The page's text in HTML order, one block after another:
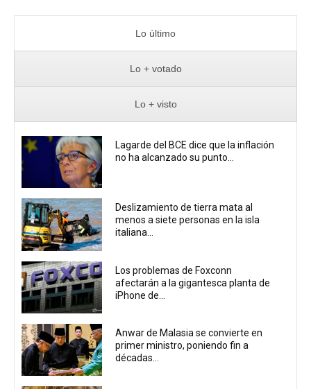
Lo último
Lo + votado
Lo + visto
Lagarde del BCE dice que la inflación
no ha alcanzado su punto...
Deslizamiento de tierra mata al
menos a siete personas en la isla
italiana...
Los problemas de Foxconn
afectarán a la gigantesca planta de
iPhone de...
Anwar de Malasia se convierte en
primer ministro, poniendo fin a
décadas...